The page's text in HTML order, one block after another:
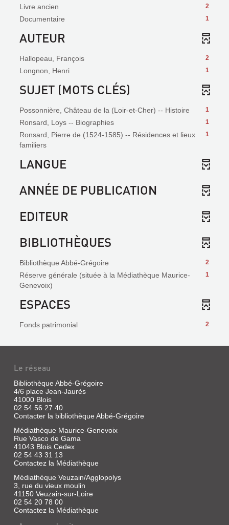
2
Livre ancien
1
Documentaire
AUTEUR
2
Hallopeau, François
1
Longnon, Henri
SUJET (MOTS CLÉS)
1
Possonnière, Château de la (Loir-et-Cher) -- Histoire
1
Ronsard, Loys -- Biographies
1
Ronsard, Pierre de (1524-1585) -- Résidences et lieux
familiers
LANGUE
ANNÉE DE PUBLICATION
EDITEUR
BIBLIOTHÈQUES
2
Bibliothèque Abbé-Grégoire
1
Réserve générale (située à la Médiathèque Maurice-
Genevoix)
ESPACES
2
Fonds patrimonial
Le réseau
Bibliothèque Abbé-Grégoire
4/6 place Jean-Jaurès
41000 Blois
02 54 56 27 40
Contacter la bibliothèque Abbé-Grégoire
Médiathèque Maurice-Genevoix
Rue Vasco de Gama
41043 Blois Cedex
02 54 43 31 13
Contactez la Médiathèque
Médiathèque Veuzain/Agglopolys
3, rue du vieux moulin
41150 Veuzain-sur-Loire
02 54 20 78 00
Contactez la Médiathèque